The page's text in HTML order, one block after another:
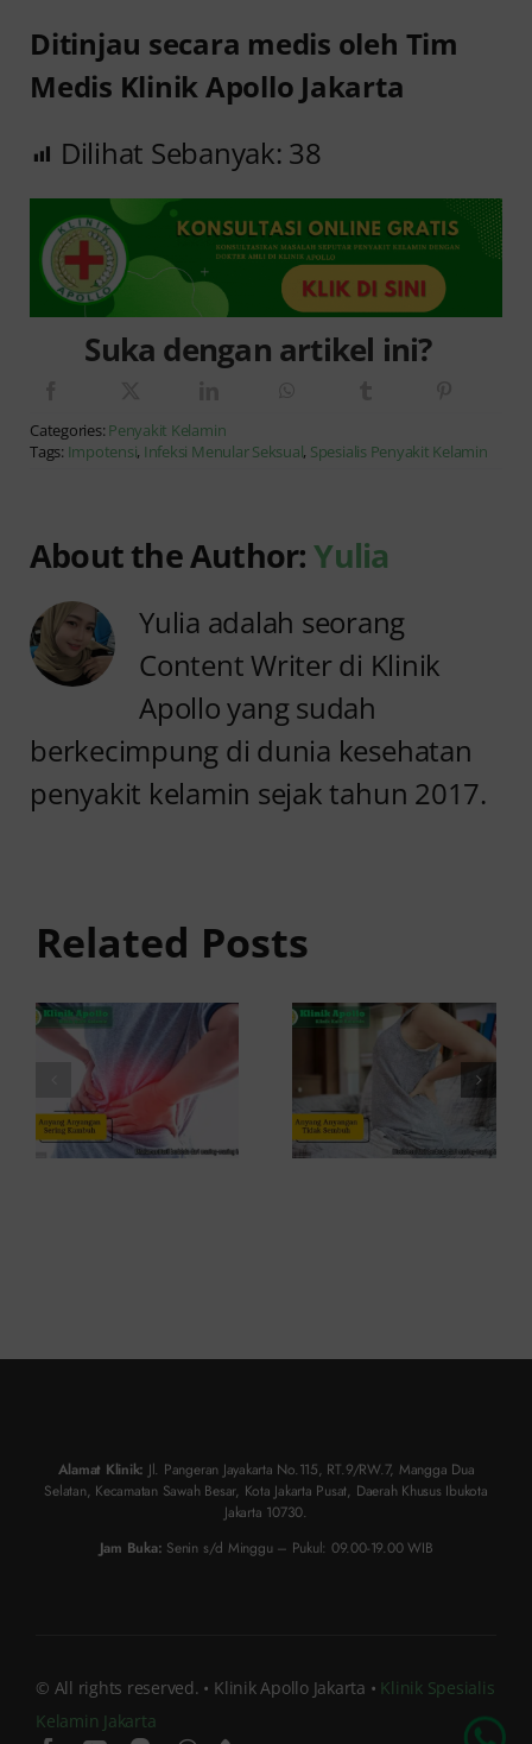
Ditinjau secara medis oleh Tim
Medis Klinik Apollo Jakarta
Dilihat Sebanyak: 38
Suka dengan artikel ini?
Categories: Penyakit Kelamin
Tags: Impotensi, Infeksi Menular Seksual, Spesialis Penyakit Kelamin
About the Author:Yulia
Yulia adalah seorang
Content Writer di Klinik
Apollo yang sudah
berkecimpung di dunia kesehatan
penyakit kelamin sejak tahun 2017.
Related Posts
Penyebab
Sering
Kambuh
dan Cara
Atasinya
Anyang
Penyebab
dan
Solusinya
Alamat Klinik: Jl. Pangeran Jayakarta No.115, RT.9/RW.7, Mangga Dua
Selatan, Kecamatan Sawah Besar, Kota Jakarta Pusat, Daerah Khusus Ibukota
Jakarta 10730.
Jam Buka: Senin s/d Minggu – Pukul: 09.00-19.00 WIB
© All rights reserved. • Klinik Apollo Jakarta • Klinik Spesialis
Kelamin Jakarta